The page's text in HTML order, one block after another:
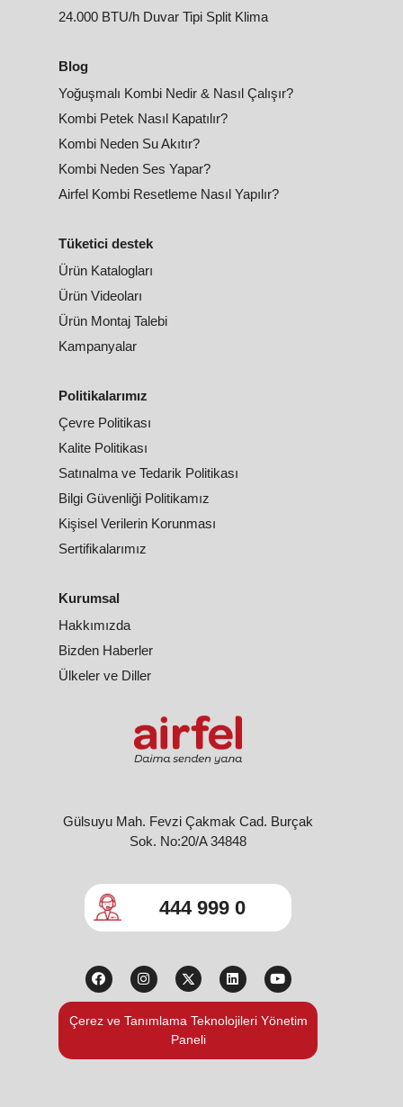
24.000 BTU/h Duvar Tipi Split Klima
Blog
Yoğuşmalı Kombi Nedir & Nasıl Çalışır?
Kombi Petek Nasıl Kapatılır?
Kombi Neden Su Akıtır?
Kombi Neden Ses Yapar?
Airfel Kombi Resetleme Nasıl Yapılır?
Tüketici destek
Ürün Katalogları
Ürün Videoları
Ürün Montaj Talebi
Kampanyalar
Politikalarımız
Çevre Politikası
Kalite Politikası
Satınalma ve Tedarik Politikası
Bilgi Güvenliği Politikamız
Kişisel Verilerin Korunması
Sertifikalarımız
Kurumsal
Hakkımızda
Bizden Haberler
Ülkeler ve Diller
Gülsuyu Mah. Fevzi Çakmak Cad. Burçak
Sok. No:20/A 34848
444 999 0
Çerez ve Tanımlama Teknolojileri Yönetim
Paneli